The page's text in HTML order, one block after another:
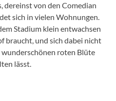
dereinst von den Comedian
sich in vielen Wohnungen.
Stadium klein entwachsen
braucht, und sich dabei nicht
roten Blüte
lässt.